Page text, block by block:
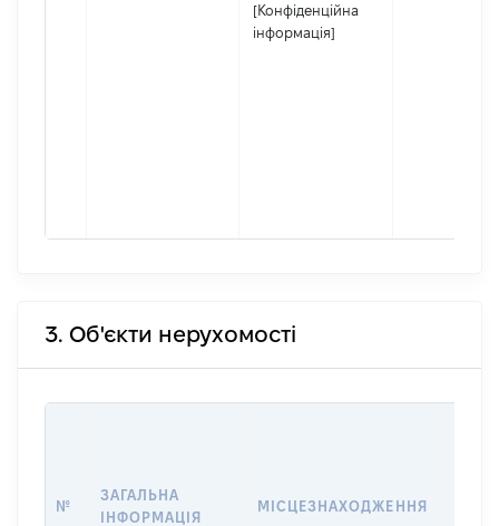
[Конфіденційна
інформація]
3. Об'єкти нерухомості
№
ЗАГАЛЬНА
ІНФОРМАЦІЯ
МІСЦЕЗНАХОДЖЕННЯ